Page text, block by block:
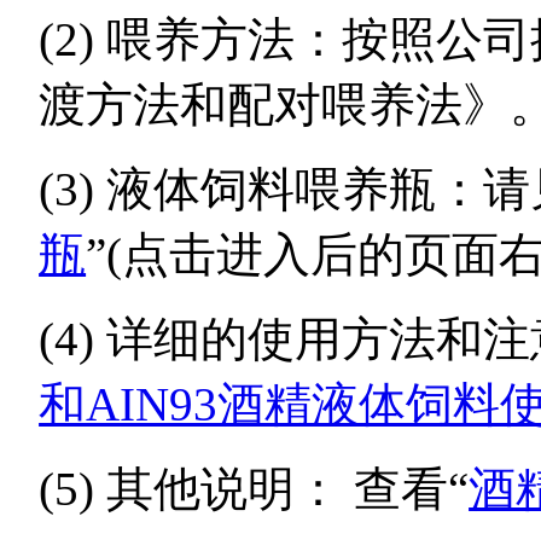
(2) 喂养方法：按照公
渡方法和配对喂养法》
(3) 液体饲料喂养瓶：请
瓶”(点击进入后的页面
(4) 详细的使用方法和
和AIN93酒精液体饲料
(5) 其他说明： 查看“酒